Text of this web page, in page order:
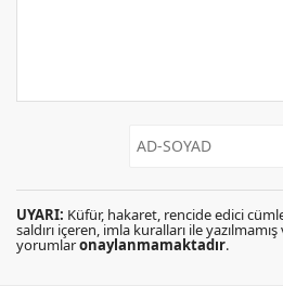
UYARI: Küfür, hakaret, rencide edici
saldırı içeren, imla kuralları ile
yorumlaronaylanmamaktadır.